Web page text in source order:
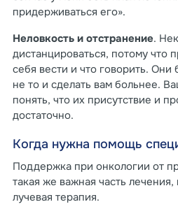
придерживаться его».
Неловкость и отстранение.
дистанцироваться, потому что
себя вести и что говорить. Они
не то и сделать вам больнее.
понять, что их присутствие и
достаточно.
Когда нужна помощь
Поддержка при онкологии от
такая же важная часть
лучевая терапия.